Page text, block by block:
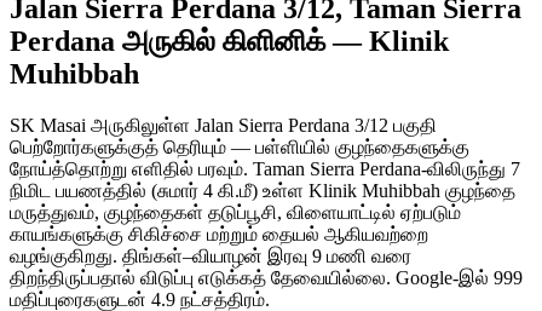
Jalan Sierra Perdana 3/12, Taman Sierra
Perdana அருகில் கிளினிக் — Klinik
Muhibbah
SK Masai அருகிலுள்ள Jalan Sierra Perdana 3/12 பகுதி
பெற்றோர்களுக்குத் தெரியும் — பள்ளியில் குழந்தைகளுக்கு
நோய்த்தொற்று எளிதில் பரவும். Taman Sierra Perdana-விலிருந்து 7
நிமிட பயணத்தில் (சுமார் 4 கி.மீ) உள்ள Klinik Muhibbah குழந்தை
மருத்துவம், குழந்தைகள் தடுப்பூசி, விளையாட்டில் ஏற்படும்
காயங்களுக்கு சிகிச்சை மற்றும் தையல் ஆகியவற்றை
வழங்குகிறது. திங்கள்–வியாழன் இரவு 9 மணி வரை
திறந்திருப்பதால் விடுப்பு எடுக்கத் தேவையில்லை. Google-இல் 999
மதிப்புரைகளுடன் 4.9 நட்சத்திரம்.